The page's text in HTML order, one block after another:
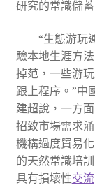
研究的常識儲蓄
“生態游玩
驗本地生涯方
掉范，一些游
跟上程序。”中
建超說，一方
招致市場需求
機構過度貿易
的天然常識培
具有損壞性交流